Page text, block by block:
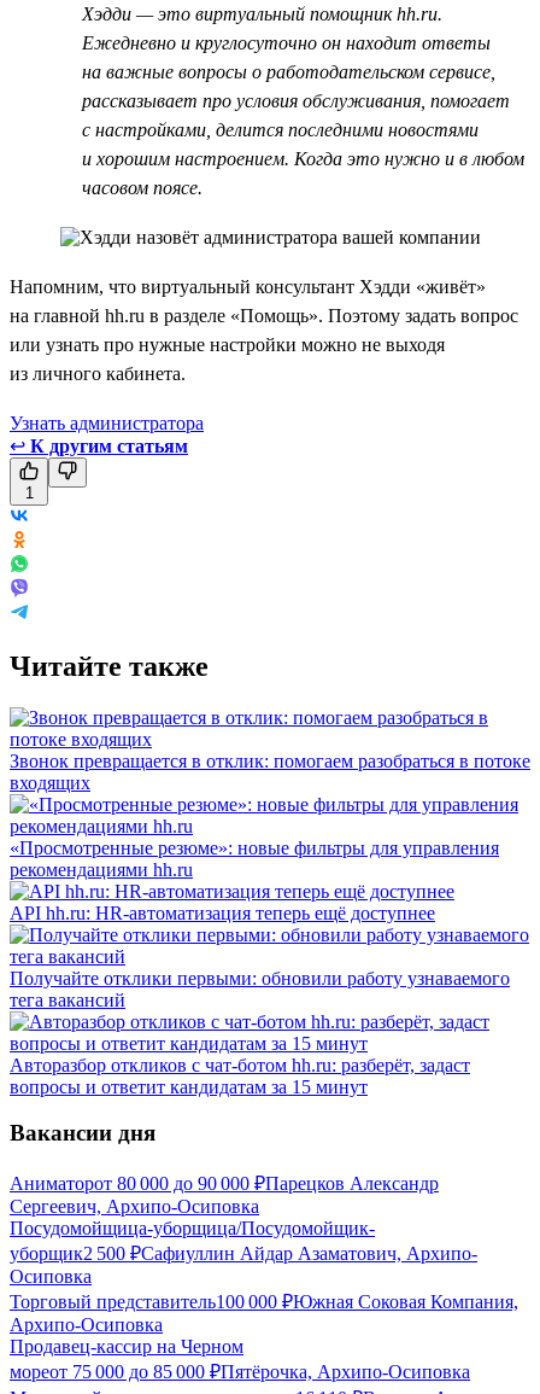
Хэдди — это виртуальный помощник hh.ru.
Ежедневно и круглосуточно он находит ответы
на важные вопросы о работодательском сервисе,
рассказывает про условия обслуживания, помогает
с настройками, делится последними новостями
и хорошим настроением. Когда это нужно и в любом
часовом поясе.
Напомним, что виртуальный консультант Хэдди «живёт»
на главной hh.ru в разделе «Помощь». Поэтому задать вопрос
или узнать про нужные настройки можно не выходя
из личного кабинета.
Узнать администратора
↩ К другим статьям
1
Читайте также
Звонок превращается в отклик: помогаем разобраться в потоке
входящих
«Просмотренные резюме»: новые фильтры для управления
рекомендациями hh.ru
API hh.ru: HR-автоматизация теперь ещё доступнее
Получайте отклики первыми: обновили работу узнаваемого
тега вакансий
Авторазбор откликов с чат-ботом hh.ru: разберёт, задаст
вопросы и ответит кандидатам за 15 минут
Вакансии дня
Аниматорот 80 000 до 90 000 ₽Парецков Александр
Сергеевич, Архипо-Осиповка
Посудомойщица-уборщица/Посудомойщик-
уборщик2 500 ₽Сафиуллин Айдар Азаматович, Архипо-
Осиповка
Торговый представитель100 000 ₽Южная Соковая Компания,
Архипо-Осиповка
Продавец-кассир на Черном
мореот 75 000 до 85 000 ₽Пятёрочка, Архипо-Осиповка